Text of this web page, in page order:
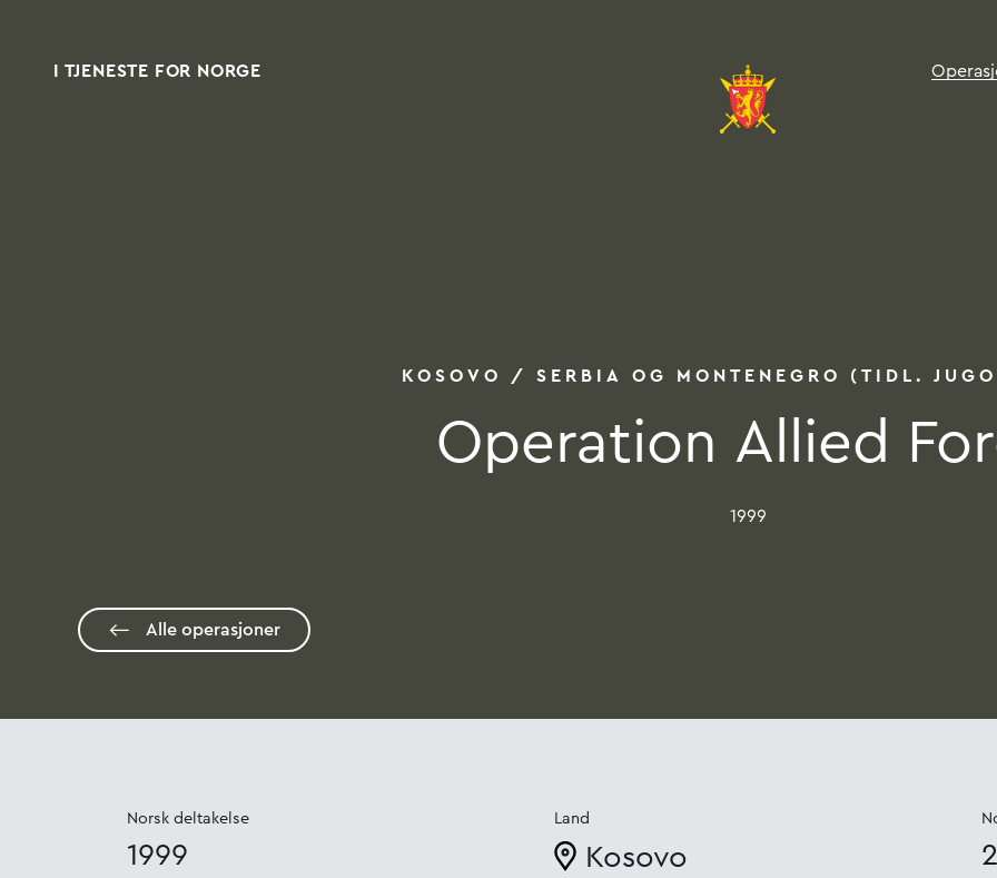
I TJENESTE FOR NORGE
KOSOVO / SERBIA OG MONTENEGRO (TIDL.
Operation Allied
1999
Alle operasjoner
Norsk deltakelse
1999
Land
Kosovo